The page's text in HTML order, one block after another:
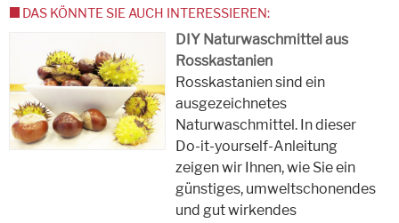
DAS KÖNNTE SIE AUCH INTERESSIEREN:
DIY Naturwaschmittel aus
Rosskastanien
Rosskastanien sind ein
ausgezeichnetes
Naturwaschmittel. In dieser
Do-it-yourself-Anleitung
zeigen wir Ihnen, wie Sie ein
günstiges, umweltschonendes
und gut wirkendes